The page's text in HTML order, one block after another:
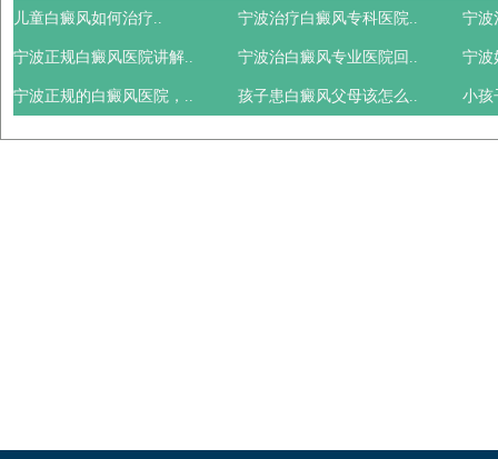
儿童白癜风如何治疗.. 宁波治疗白癜风专科医院.. 宁波
宁波正规白癜风医院讲解.. 宁波治白癜风专业医院回.. 宁波
宁波正规的白癜风医院，.. 孩子患白癜风父母该怎么.. 小孩